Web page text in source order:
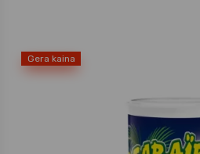
Gera kaina